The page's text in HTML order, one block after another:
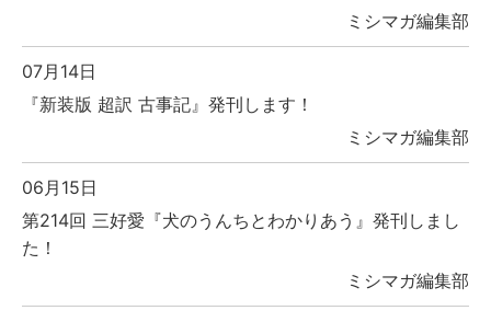
ミシマガ編集部
07月14日
『新装版 超訳 古事記』発刊します！
ミシマガ編集部
06月15日
第214回 三好愛『犬のうんちとわかりあう』発刊しまし
た！
ミシマガ編集部